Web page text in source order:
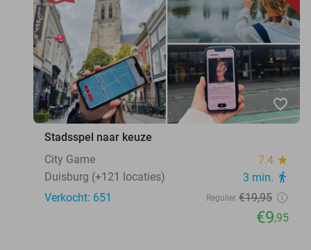
favorite_border
Stadsspel naar keuze
City Game
7.4 star
Duisburg (+121 locaties) 3 min. directions_walk
Verkocht: 651 Regulier €19,95
€9,95